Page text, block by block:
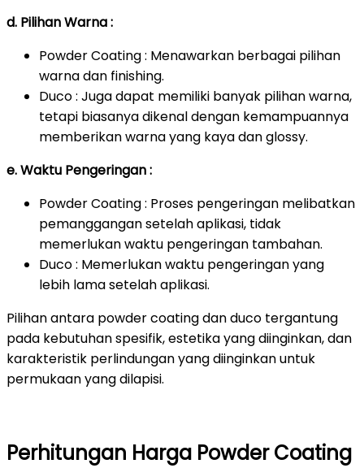
d. Pilihan Warna :
Powder Coating : Menawarkan berbagai pilihan
warna dan finishing.
Duco : Juga dapat memiliki banyak pilihan warna,
tetapi biasanya dikenal dengan kemampuannya
memberikan warna yang kaya dan glossy.
e. Waktu Pengeringan :
Powder Coating : Proses pengeringan melibatkan
pemanggangan setelah aplikasi, tidak
memerlukan waktu pengeringan tambahan.
Duco : Memerlukan waktu pengeringan yang
lebih lama setelah aplikasi.
Pilihan antara powder coating dan duco tergantung
pada kebutuhan spesifik, estetika yang diinginkan, dan
karakteristik perlindungan yang diinginkan untuk
permukaan yang dilapisi.
Perhitungan Harga Powder Coating